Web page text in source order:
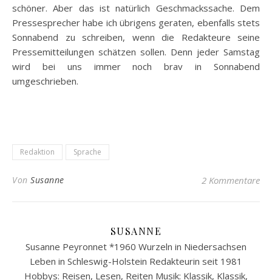
schöner. Aber das ist natürlich Geschmackssache. Dem
Pressesprecher habe ich übrigens geraten, ebenfalls stets
Sonnabend zu schreiben, wenn die Redakteure seine
Pressemitteilungen schätzen sollen. Denn jeder Samstag
wird bei uns immer noch brav in Sonnabend
umgeschrieben.
Redaktion Sprache
Von Susanne 2 Kommentare
SUSANNE
Susanne Peyronnet *1960 Wurzeln in Niedersachsen
Leben in Schleswig-Holstein Redakteurin seit 1981
Hobbys: Reisen, Lesen, Reiten Musik: Klassik, Klassik,